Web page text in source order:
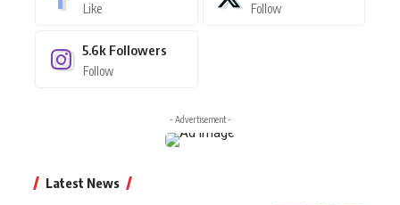
Like Follow
5.6k Followers
Follow
- Advertisement -
Latest News